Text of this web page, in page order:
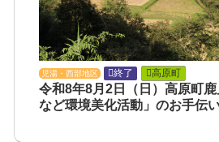
児湯・西部地区 終了 高原町
令和8年8月2日（日）高原町
など環境美化活動」のお手伝